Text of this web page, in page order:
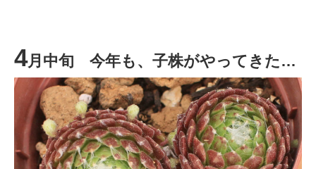
4月中旬 今年も、子株がやってきた…